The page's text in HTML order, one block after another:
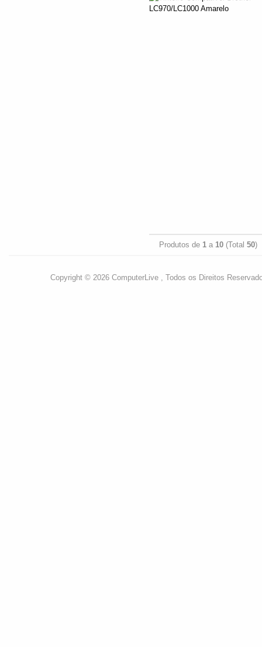
Produtos de 1 a 10 (Total 50)
Copyright © 2026 ComputerLive , Todos os Direitos